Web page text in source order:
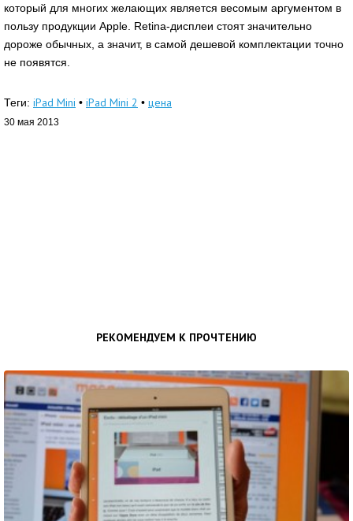
который для многих желающих является весомым аргументом в
пользу продукции Apple. Retina-дисплеи стоят значительно
дороже обычных, а значит, в самой дешевой комплектации точно
не появятся.
Теги: iPad Mini • iPad Mini 2 • цена
30 мая 2013
РЕКОМЕНДУЕМ К ПРОЧТЕНИЮ